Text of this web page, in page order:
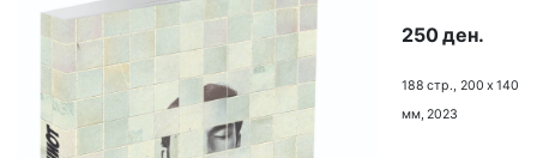
250 ден.
188 стр., 200 х 140
мм, 2023